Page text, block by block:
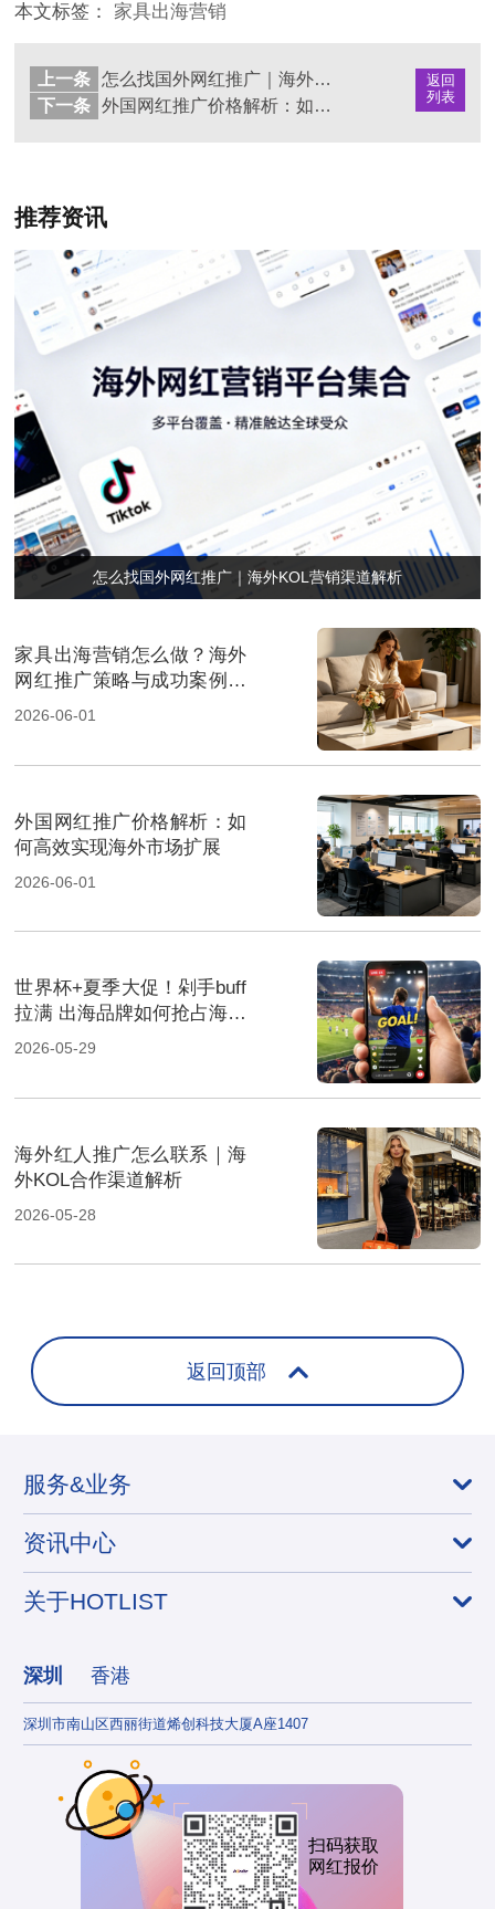
本文标签： 家具出海营销
返回
列表
上一条
怎么找国外网红推广｜海外KOL营销渠道解析
下一条
外国网红推广价格解析：如何高效实现海外市场扩展
推荐资讯
怎么找国外网红推广｜海外KOL营销渠道解析
家具出海营销怎么做？海外
网红推广策略与成功案例解
析
2026-06-01
外国网红推广价格解析：如
何高效实现海外市场扩展
2026-06-01
世界杯+夏季大促！剁手buff
拉满 出海品牌如何抢占海外
市场
2026-05-29
海外红人推广怎么联系｜海
外KOL合作渠道解析
2026-05-28
返回顶部
服务&业务
资讯中心
关于HOTLIST
深圳 香港
深圳市南山区西丽街道烯创科技大厦A座1407
扫码获取
网红报价